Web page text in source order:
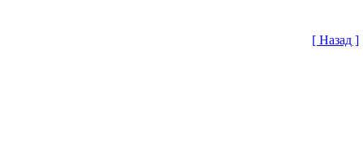
[ Назад ]